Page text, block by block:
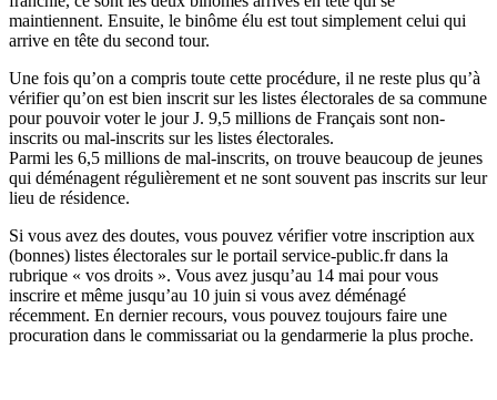
maintiennent. Ensuite, le binôme élu est tout simplement celui qui
arrive en tête du second tour.
Une fois qu’on a compris toute cette procédure, il ne reste plus qu’à
vérifier qu’on est bien inscrit sur les listes électorales de sa commune
pour pouvoir voter le jour J. 9,5 millions de Français sont non-
inscrits ou mal-inscrits sur les listes électorales.
Parmi les 6,5 millions de mal-inscrits, on trouve beaucoup de jeunes
qui déménagent régulièrement et ne sont souvent pas inscrits sur leur
lieu de résidence.
Si vous avez des doutes, vous pouvez vérifier votre inscription aux
(bonnes) listes électorales sur le portail service-public.frdans la
rubrique « vos droits ». Vous avez jusqu’au 14 mai pour vous
inscrire et même jusqu’au 10 juin si vous avez déménagé
récemment. En dernier recours, vous pouvez toujours faire une
procuration dans le commissariat ou la gendarmerie la plus proche.